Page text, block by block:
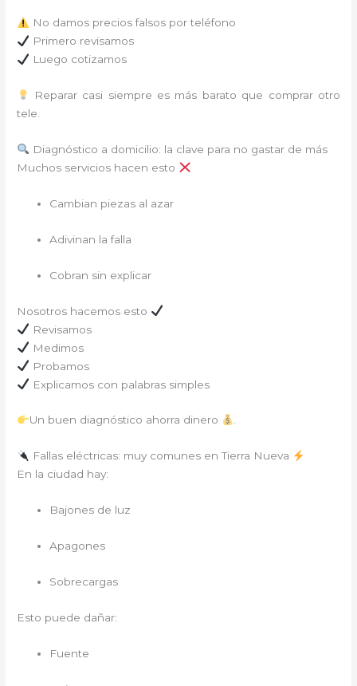
No damos precios falsos por teléfono
Primero revisamos
Luego cotizamos
Reparar casi siempre es más barato que comprar otro
tele.
Diagnóstico a domicilio: la clave para no gastar de más
Muchos servicios hacen esto
Cambian piezas al azar
Adivinan la falla
Cobran sin explicar
Nosotros hacemos esto
Revisamos
Medimos
Probamos
Explicamos con palabras simples
Un buen diagnóstico ahorra dinero .
Fallas eléctricas: muy comunes en Tierra Nueva
En la ciudad hay:
Bajones de luz
Apagones
Sobrecargas
Esto puede dañar:
Fuente